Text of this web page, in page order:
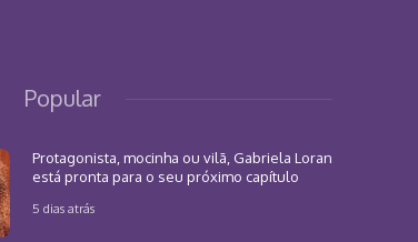
Popular
Protagonista, mocinha ou vilã, Gabriela Loran
está pronta para o seu próximo capítulo
5 dias atrás